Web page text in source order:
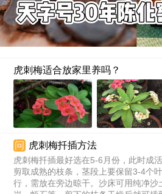
虎刺梅适合放家里养吗？
问 虎刺梅扦插方法
虎刺梅扦插最好选在5-6月份，此时成
剪取成熟的枝条，茎段上要保留3-4个
行，需放在旁边晾干。沙床可用纯净沙